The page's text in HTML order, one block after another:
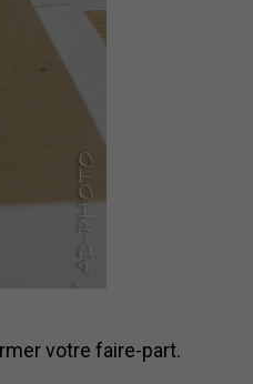
votre faire-part.